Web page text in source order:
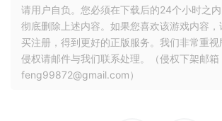
请用户自负。您必须在下载后的24个小时之
彻底删除上述内容。如果您喜欢该游戏内容
买注册，得到更好的正版服务。我们非常重
侵权请邮件与我们联系处理。（侵权下架邮箱
feng99872@gmail.com）